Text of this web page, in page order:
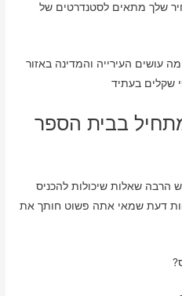
שלך מתאים לסטנדרטים של
עושים העירייה והמדינה באזור
שקלים בעתיד
בבית הספר
הרבה שאלות שיכולות להכניס
דעת שמאי אתה פשוט חותך את